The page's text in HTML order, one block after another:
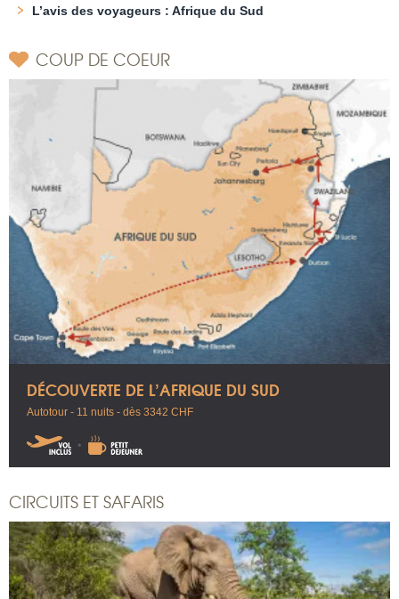
L’avis des voyageurs : Afrique du Sud
COUP DE COEUR
DÉCOUVERTE DE L’AFRIQUE DU SUD
Autotour - 11 nuits - dès 3342 CHF
CIRCUITS ET SAFARIS